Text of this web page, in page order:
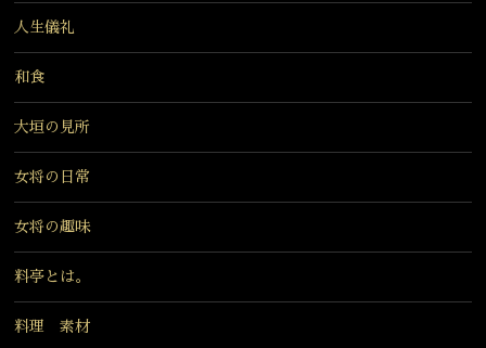
人生儀礼
和食
大垣の見所
女将の日常
女将の趣味
料亭とは。
料理 素材